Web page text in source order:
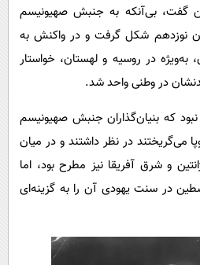
گفت، بی‌آنکه به جنبش صهیونیسم
نوزدهم شکل گرفت و در واکنش به
به‌ویژه در روسیه و لهستان، خواستار
در وطنی واحد شد.
که بنیان‌گذاران جنبش صهیونیسم
می‌گریختند در نظر داشتند و در میان
و شرق آفریقا نیز مطرح بود، اما
در سنت یهودی آن را به گزینه‌ای